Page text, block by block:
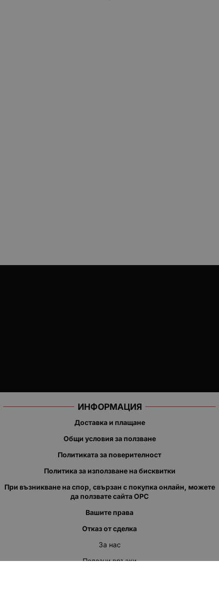
ИНФОРМАЦИЯ
Доставка и плащане
Общи условия за ползване
Политиката за поверителност
Политика за използване на бисквитки
При възникване на спор, свързан с покупка онлайн, можете
да ползвате сайта ОРС
Вашите права
Отказ от сделка
За нас
Полезни връзки